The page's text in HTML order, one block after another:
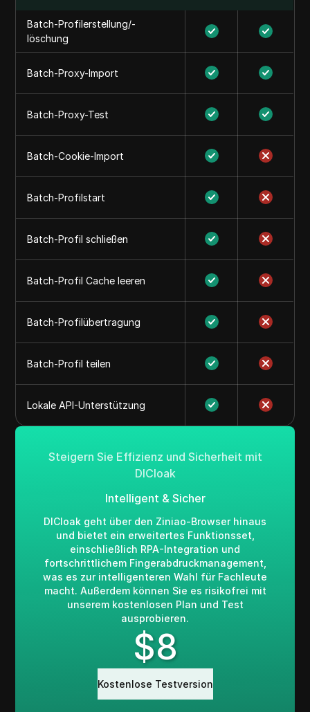
Batch-Profilerstellung/-
löschung
Batch-Proxy-Import
Batch-Proxy-Test
Batch-Cookie-Import
Batch-Profilstart
Batch-Profil schließen
Batch-Profil Cache leeren
Batch-Profilübertragung
Batch-Profil teilen
Lokale API-Unterstützung
Steigern Sie Effizienz und Sicherheit mit
DICloak
Intelligent & Sicher
DICloak geht über den Ziniao-Browser hinaus
und bietet ein erweitertes Funktionsset,
einschließlich RPA-Integration und
fortschrittlichem Fingerabdruckmanagement,
was es zur intelligenteren Wahl für Fachleute
macht. Außerdem können Sie es risikofrei mit
unserem kostenlosen Plan und Test
ausprobieren.
$8
Kostenlose Testversion